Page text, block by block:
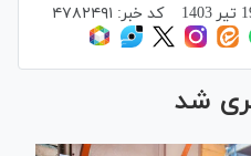
کد خبر: ۴۷۸۲۴۹۱
شد